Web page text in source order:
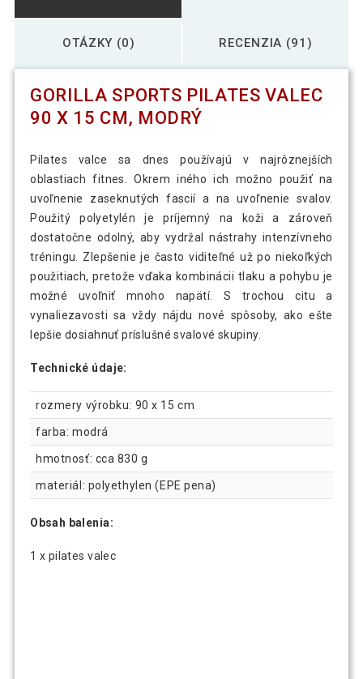
OTÁZKY (0) RECENZIA (91)
GORILLA SPORTS PILATES VALEC
90 X 15 CM, MODRÝ
Pilates valce sa dnes používajú v najrôznejších
oblastiach fitnes. Okrem iného ich možno použiť na
uvoľnenie zaseknutých fascií a na uvoľnenie svalov.
Použitý polyetylén je príjemný na koži a zároveň
dostatočne odolný, aby vydržal nástrahy intenzívneho
tréningu. Zlepšenie je často viditeľné už po niekoľkých
použitiach, pretože vďaka kombinácii tlaku a pohybu je
možné uvoľniť mnoho napätí. S trochou citu a
vynaliezavosti sa vždy nájdu nové spôsoby, ako ešte
lepšie dosiahnuť príslušné svalové skupiny.
Technické údaje:
rozmery výrobku: 90 x 15 cm
farba: modrá
hmotnosť: cca 830 g
materiál: polyethylen (EPE pena)
Obsah balenia:
1 x pilates valec